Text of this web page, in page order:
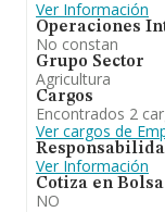
Ver Información
Operaciones
No constan
Grupo Sector
Agricultura
Cargos
Encontrados 2
Ver cargos de
Ver Información
Cotiza en Bolsa
NO